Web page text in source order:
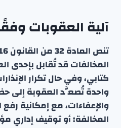
آلية العقوبات وفقًا
المخالفات قد تُقابل بإحدى
كتابي، وفي حال تكرار
واحدة تُصعَّد العقوبة إلى
والإعفاءات، مع إمكانية
المخالفة؛ أو توقيف إداري